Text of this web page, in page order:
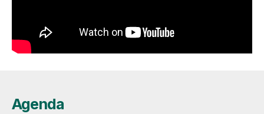
Agenda